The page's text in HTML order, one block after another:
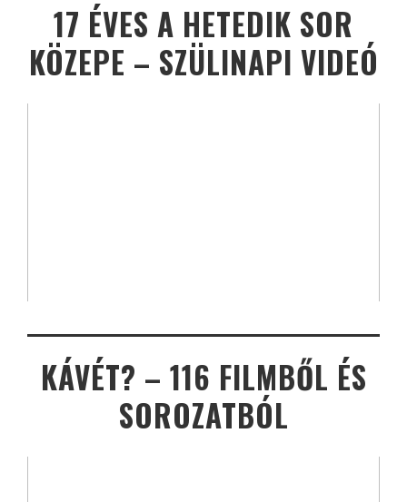
17 ÉVES A HETEDIK SOR
KÖZEPE – SZÜLINAPI VIDEÓ
KÁVÉT? – 116 FILMBŐL ÉS
SOROZATBÓL